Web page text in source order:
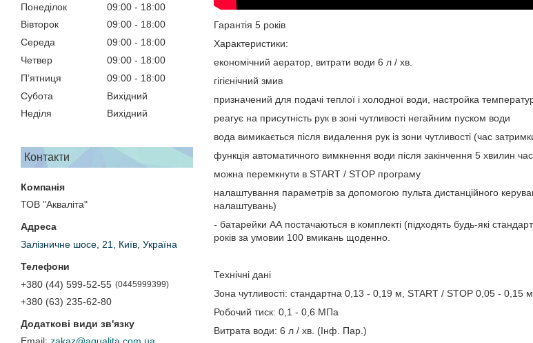
Понеділок 09:00
18:00
Вівторок
09:00
18:00
Середа
09:00
18:00
Четвер
09:00
18:00
Пʼятниця
09:00
18:00
Субота
Вихідний
Неділя
Вихідний
Контакти
ТОВ "Акваліта"
Залізничне шосе, 21, Київ, Україна
+380 (44) 599-52-55 0445999399
+380 (63) 235-62-80
Гарантія 5 років
Характеристики:
економічний аератор, витрати води 6 л / хв.
гігієнічний змив
призначений для подачі теплої і холодної води, настройка
реагує на присутність рук в зоні чутливості негайним пуском води
вода вимикається після видалення рук із зони чутливості (час
функція автоматичного вимкнення води після закінчення 5 хвилин
можна перемкнути в START / STOP програму
налаштування параметрів за допомогою пульта дистанційного
налаштувань)
- батарейки АА постачаються в комплекті (підходять будь-які
років за умовии 100 вмикань щоденно.
Технічні дані
Зона чутливості: стандартна 0,13 - 0,19 м, START / STOP 0,05 - 0,15 м
Робочий тиск: 0,1 - 0,6 MПа
Витрата води: 6 л / хв. (Інф. Пар.)